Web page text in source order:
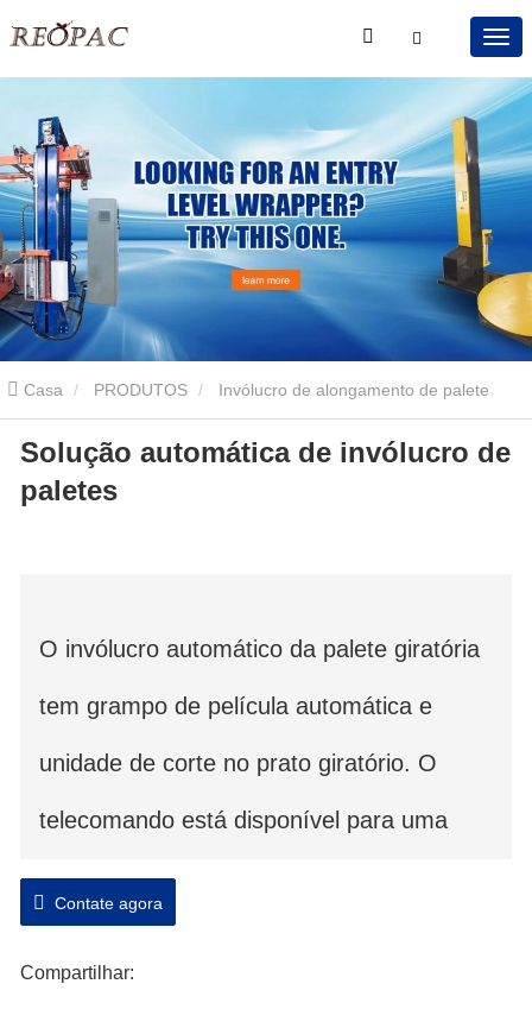
Casa PRODUTOS Invólucro de alongamento de palete
giratória Solução automática de invólucro de paletes
Solução automática de invólucro de
paletes
O invólucro automático da palete giratória
tem grampo de película automática e
unidade de corte no prato giratório. O
telecomando está disponível para uma
melhor automatização.
O invólucro giratório automático pode ser
concebido com gira-discos planos ou gira-
Contate agora
Compartilhar: